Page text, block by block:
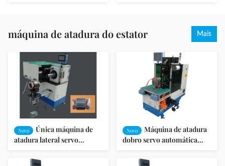
máquina de atadura do estator Mais
Novo
Única máquina de
atadura lateral servo
SMT-DW300
Novo
Máquina de atadura
dobro servo automática
de estator do motor dos